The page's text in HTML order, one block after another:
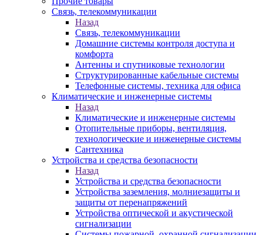
Связь, телекоммуникации
Назад
Связь, телекоммуникации
Домашние системы контроля доступа и
комфорта
Антенны и спутниковые технологии
Структурированные кабельные системы
Телефонные системы, техника для офиса
Климатические и инженерные системы
Назад
Климатические и инженерные системы
Отопительные приборы, вентиляция,
технологические и инженерные системы
Сантехника
Устройства и средства безопасности
Назад
Устройства и средства безопасности
Устройства заземления, молниезащиты и
защиты от перенапряжений
Устройства оптической и акустической
сигнализации